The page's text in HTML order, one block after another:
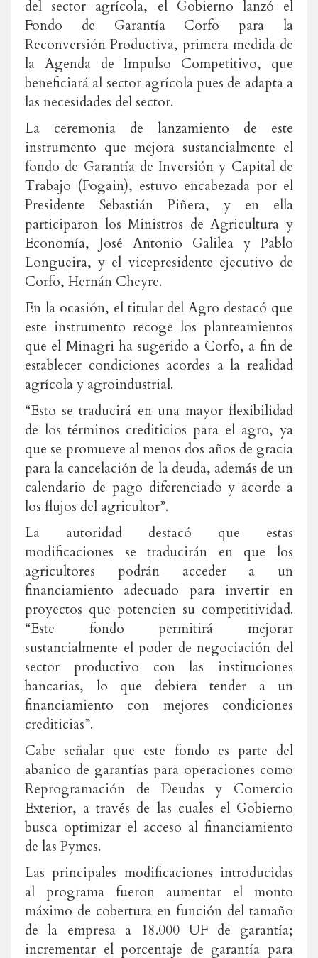
del sector agrícola, el Gobierno lanzó el
Fondo de Garantía Corfo para la
Reconversión Productiva, primera medida de
la Agenda de Impulso Competitivo, que
beneficiará al sector agrícola pues de adapta a
las necesidades del sector.
La ceremonia de lanzamiento de este
instrumento que mejora sustancialmente el
fondo de Garantía de Inversión y Capital de
Trabajo (Fogain), estuvo encabezada por el
Presidente Sebastián Piñera, y en ella
participaron los Ministros de Agricultura y
Economía, José Antonio Galilea y Pablo
Longueira, y el vicepresidente ejecutivo de
Corfo, Hernán Cheyre.
En la ocasión, el titular del Agro destacó que
este instrumento recoge los planteamientos
que el Minagri ha sugerido a Corfo, a fin de
establecer condiciones acordes a la realidad
agrícola y agroindustrial.
“Esto se traducirá en una mayor flexibilidad
de los términos crediticios para el agro, ya
que se promueve al menos dos años de gracia
para la cancelación de la deuda, además de un
calendario de pago diferenciado y acorde a
los flujos del agricultor”.
La autoridad destacó que estas
modificaciones se traducirán en que los
agricultores podrán acceder a un
financiamiento adecuado para invertir en
proyectos que potencien su competitividad.
“Este fondo permitirá mejorar
sustancialmente el poder de negociación del
sector productivo con las instituciones
bancarias, lo que debiera tender a un
financiamiento con mejores condiciones
crediticias”.
Cabe señalar que este fondo es parte del
abanico de garantías para operaciones como
Reprogramación de Deudas y Comercio
Exterior, a través de las cuales el Gobierno
busca optimizar el acceso al financiamiento
de las Pymes.
Las principales modificaciones introducidas
al programa fueron aumentar el monto
máximo de cobertura en función del tamaño
de la empresa a 18.000 UF de garantía;
incrementar el porcentaje de garantía para